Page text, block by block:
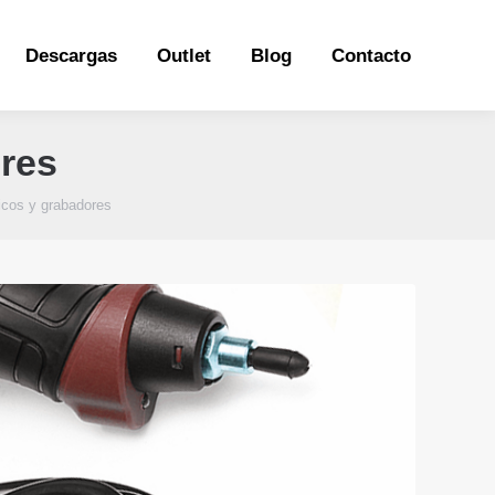
Descargas Outlet Blog Contacto
y grabadores
Descargas Outlet Blog Contacto